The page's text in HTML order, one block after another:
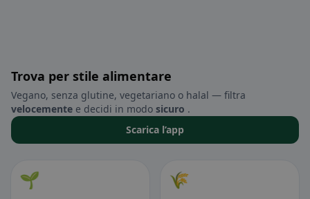
Trova per stile alimentare
Vegano, senza glutine, vegetariano o halal — filtra
velocemente e decidi in modo sicuro .
Scarica l’app
🌱 🌾